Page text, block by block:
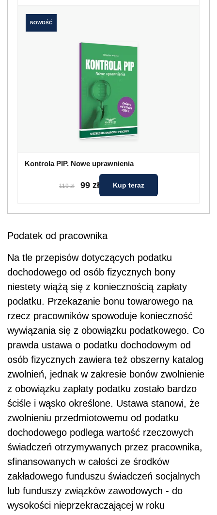
NOWOŚĆ
Kontrola PIP. Nowe uprawnienia
119 zł 99 zł Kup teraz
Podatek od pracownika
Na tle przepisów dotyczących podatku
dochodowego od osób fizycznych bony
niestety wiążą się z koniecznością zapłaty
podatku. Przekazanie bonu towarowego na
rzecz pracowników spowoduje konieczność
wywiązania się z obowiązku podatkowego. Co
prawda ustawa o podatku dochodowym od
osób fizycznych zawiera też obszerny katalog
zwolnień, jednak w zakresie bonów zwolnienie
z obowiązku zapłaty podatku zostało bardzo
ściśle i wąsko określone. Ustawa stanowi, że
zwolnieniu przedmiotowemu od podatku
dochodowego podlega wartość rzeczowych
świadczeń otrzymywanych przez pracownika,
sfinansowanych w całości ze środków
zakładowego funduszu świadczeń socjalnych
lub funduszy związków zawodowych - do
wysokości nieprzekraczającej w roku